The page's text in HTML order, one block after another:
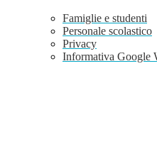
Famiglie e studenti
Personale scolastico
Privacy
Informativa Google